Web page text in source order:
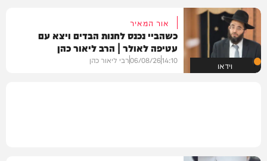
וידאו
אור המאיר
כשהביי נכנס לחנות הבדים ויצא עם
עטיפה לאולר | הרב ליאור כהן
14:10
06/08/26רבי ליאור כהן